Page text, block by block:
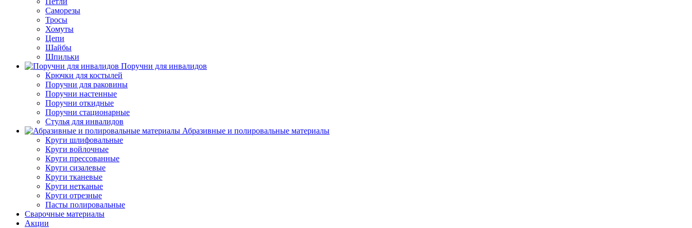
Саморезы
Тросы
Хомуты
Цепи
Шайбы
Шпильки
Поручни для инвалидов
Крючки для костылей
Поручни для раковины
Поручни настенные
Поручни откидные
Поручни стационарные
Стулья для инвалидов
Абразивные и полировальные материалы
Круги шлифовальные
Круги войлочные
Круги прессованные
Круги сизалевые
Круги тканевые
Круги нетканые
Круги отрезные
Пасты полировальные
Сварочные материалы
Акции